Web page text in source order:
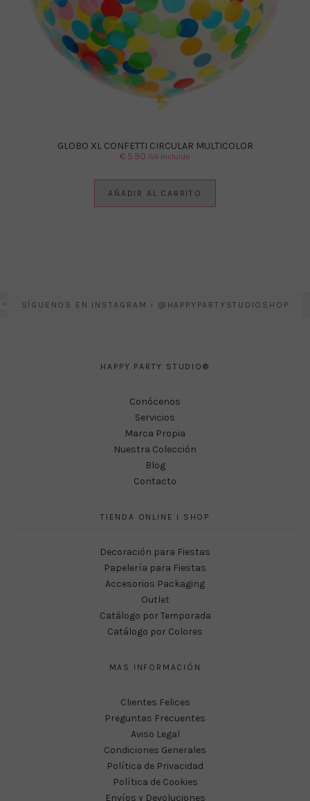
GLOBO XL CONFETTI CIRCULAR MULTICOLOR
€ 5.90 IVA Incluido
AÑADIR AL CARRITO
SÍGUENOS EN INSTAGRAM › @HAPPYPARTYSTUDIOSHOP
HAPPY PARTY STUDIO®
Conócenos
Servicios
Marca Propia
Nuestra Colección
Blog
Contacto
TIENDA ONLINE I SHOP
Decoración para Fiestas
Papelería para Fiestas
Accesorios Packaging
Outlet
Catálogo por Temporada
Catálogo por Colores
MAS INFORMACIÓN
Clientes Felices
Preguntas Frecuentes
Aviso Legal
Condiciones Generales
Política de Privacidad
Política de Cookies
Envíos y Devoluciones